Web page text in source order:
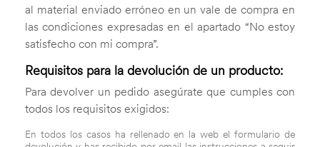
al material enviado erróneo en un vale de compra en
las condiciones expresadas en el apartado “No estoy
satisfecho con mi compra”.
Requisitos para la devolución de un producto:
Para devolver un pedido asegúrate que cumples con
todos los requisitos exigidos:
En todos los casos ha rellenado en la web el formulario de